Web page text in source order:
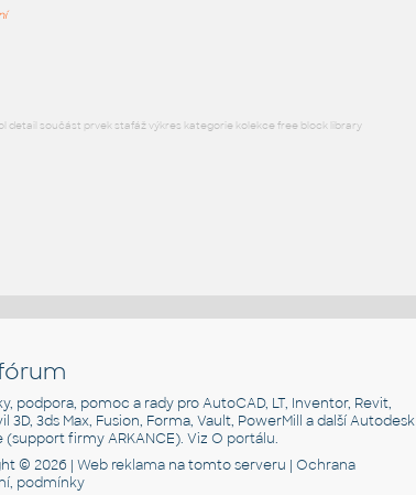
detail součást prvek stafáž výkres kategorie kolekce free block library
podpora, pomoc a rady pro AutoCAD, LT, Inventor, Revit,
3D, 3ds Max, Fusion, Forma, Vault, PowerMill a další Autodesk
(support firmy ARKANCE). VizO portálu.
© 2026 |Web reklama na tomto serveru |Ochrana
podmínky